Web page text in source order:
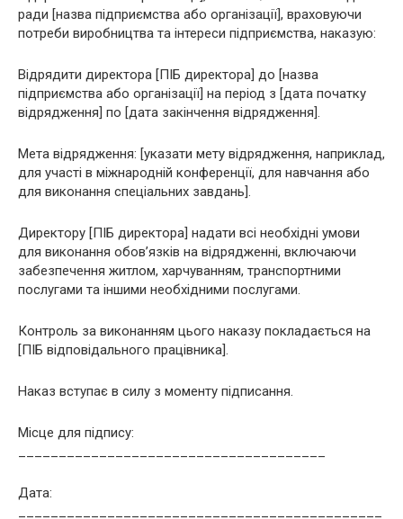
ради [назва підприємства або організації], враховуючи
потреби виробництва та інтереси підприємства, наказую:
Відрядити директора [ПІБ директора] до [назва
підприємства або організації] на період з [дата початку
відрядження] по [дата закінчення відрядження].
Мета відрядження: [указати мету відрядження, наприклад,
для участі в міжнародній конференції, для навчання або
для виконання спеціальних завдань].
Директору [ПІБ директора] надати всі необхідні умови
для виконання обов’язків на відрядженні, включаючи
забезпечення житлом, харчуванням, транспортними
послугами та іншими необхідними послугами.
Контроль за виконанням цього наказу покладається на
[ПІБ відповідального працівника].
Наказ вступає в силу з моменту підписання.
Місце для підпису:
Дата: